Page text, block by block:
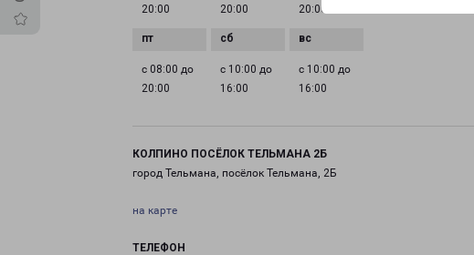
20:00
20:00
20:00
с 08:00 до
20:00
с 10:00 до
16:00
с 10:00 до
16:00
КОЛПИНО ПОСЁЛОК ТЕЛЬМАНА 2Б
город Тельмана, посёлок Тельмана, 2Б
на карте
ТЕЛЕФОН